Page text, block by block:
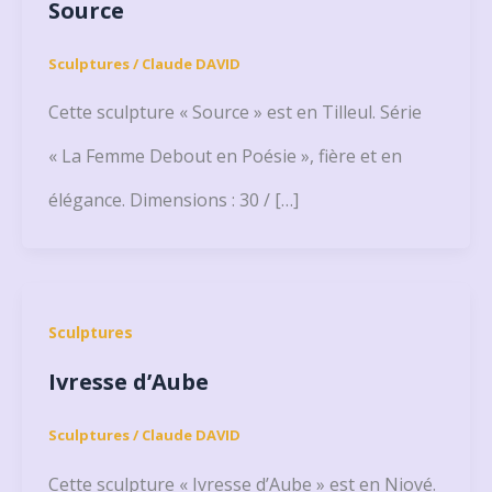
Source
Sculptures/Claude DAVID
Cette sculpture « Source » est en Tilleul. Série
« La Femme Debout en Poésie », fière et en
élégance. Dimensions : 30 / […]
Sculptures
Ivresse d’Aube
Sculptures/Claude DAVID
Cette sculpture « Ivresse d’Aube » est en Niové.